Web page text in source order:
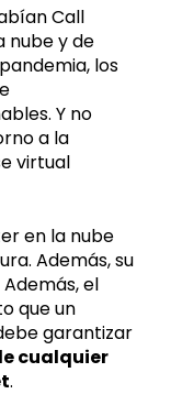
Call
nube y de
los
Y no
a la
virtual
en la nube
Además, su
el
que un
garantizar
cualquier
.